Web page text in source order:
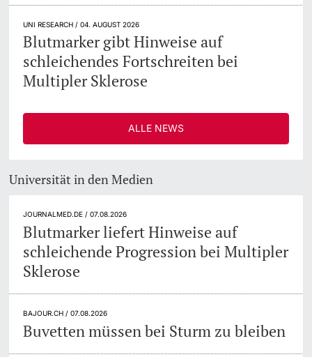
UNI RESEARCH / 04. AUGUST 2026
Blutmarker gibt Hinweise auf
schleichendes Fortschreiten bei
Multipler Sklerose
ALLE NEWS
Universität in den Medien
JOURNALMED.DE / 07.08.2026
Blutmarker liefert Hinweise auf
schleichende Progression bei Multipler
Sklerose
BAJOUR.CH / 07.08.2026
Buvetten müssen bei Sturm zu bleiben